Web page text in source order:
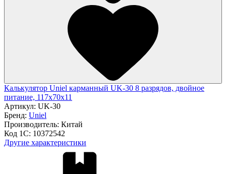
Калькулятор Uniel карманный UK-30 8 разрядов, двойное
питание, 117х70х11
Артикул: UK-30
Бренд: Uniel
Производитель: Китай
Код 1С: 10372542
Другие характеристики